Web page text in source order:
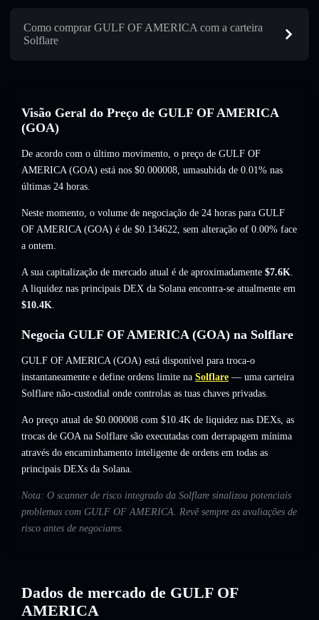
Como comprar GULF OF AMERICA com a carteira
Solflare
Visão Geral do Preço de GULF OF AMERICA
(GOA)
De acordo com o último movimento, o preço de GULF OF
AMERICA (GOA) está nos $0.000008, umasubida de 0.01% nas
últimas 24 horas.
Neste momento, o volume de negociação de 24 horas para GULF
OF AMERICA (GOA) é de $0.134622, sem alteração of 0.00% face
a ontem.
A sua capitalização de mercado atual é de aproximadamente $7.6K.
A liquidez nas principais DEX da Solana encontra-se atualmente em
$10.4K.
Negocia GULF OF AMERICA (GOA) na Solflare
GULF OF AMERICA (GOA) está disponível para troca-o
instantaneamente e define ordens limite na Solflare — uma carteira
Solflare não-custodial onde controlas as tuas chaves privadas.
Ao preço atual de $0.000008 com $10.4K de liquidez nas DEXs, as
trocas de GOA na Solflare são executadas com derrapagem mínima
através do encaminhamento inteligente de ordens em todas as
principais DEXs da Solana.
Nota: O scanner de risco integrado da Solflare sinalizou potenciais
problemas com GULF OF AMERICA. Revê sempre as avaliações de
risco antes de negociares.
Dados de mercado de GULF OF
AMERICA